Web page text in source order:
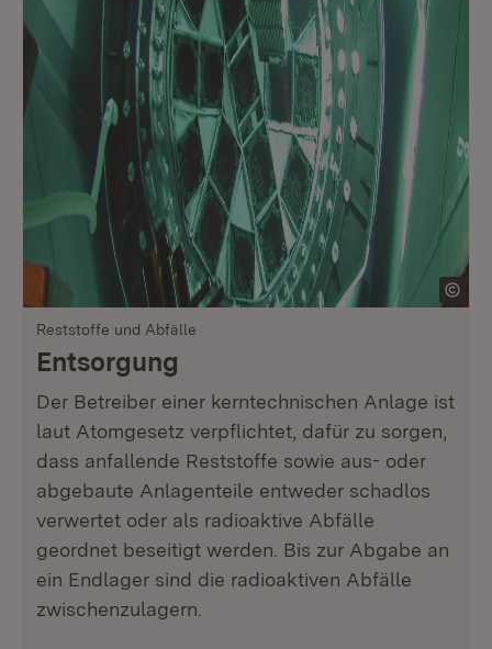
Reststoffe und Abfälle
Entsorgung
Der Betreiber einer kerntechnischen Anlage ist
laut Atomgesetz verpflichtet, dafür zu sorgen,
dass anfallende Reststoffe sowie aus- oder
abgebaute Anlagenteile entweder schadlos
verwertet oder als radioaktive Abfälle
geordnet beseitigt werden. Bis zur Abgabe an
ein Endlager sind die radioaktiven Abfälle
zwischenzulagern.